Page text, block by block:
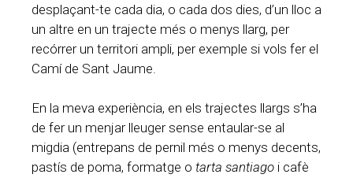
desplaçant-te cada dia, o cada dos dies, d’un lloc a
un altre en un trajecte més o menys llarg, per
recórrer un territori ampli, per exemple si vols fer el
Camí de Sant Jaume.
En la meva experiència, en els trajectes llargs s’ha
de fer un menjar lleuger sense entaular-se al
migdia (entrepans de pernil més o menys decents,
pastís de poma, formatge o tarta santiago i cafè